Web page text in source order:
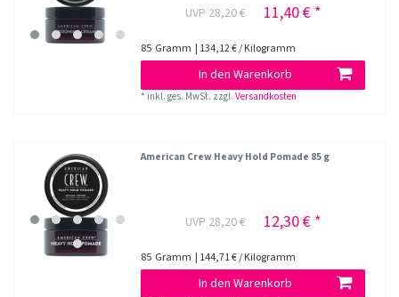
UVP 28,20 € 11,40 € *
85 Gramm | 134,12 € / Kilogramm
In den Warenkorb
* inkl. ges. MwSt. zzgl.Versandkosten
American Crew Heavy Hold Pomade 85 g
UVP 28,20 € 12,30 € *
85 Gramm | 144,71 € / Kilogramm
In den Warenkorb